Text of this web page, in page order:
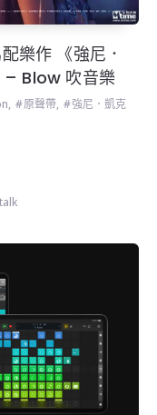
樂作 《強尼．
– Blow 吹音樂
, 原聲帶,
強尼．凱克
talk